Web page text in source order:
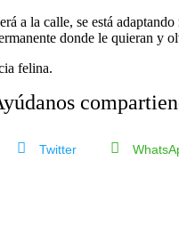
a la calle, se está
donde le quieran y
felina.
Twitter